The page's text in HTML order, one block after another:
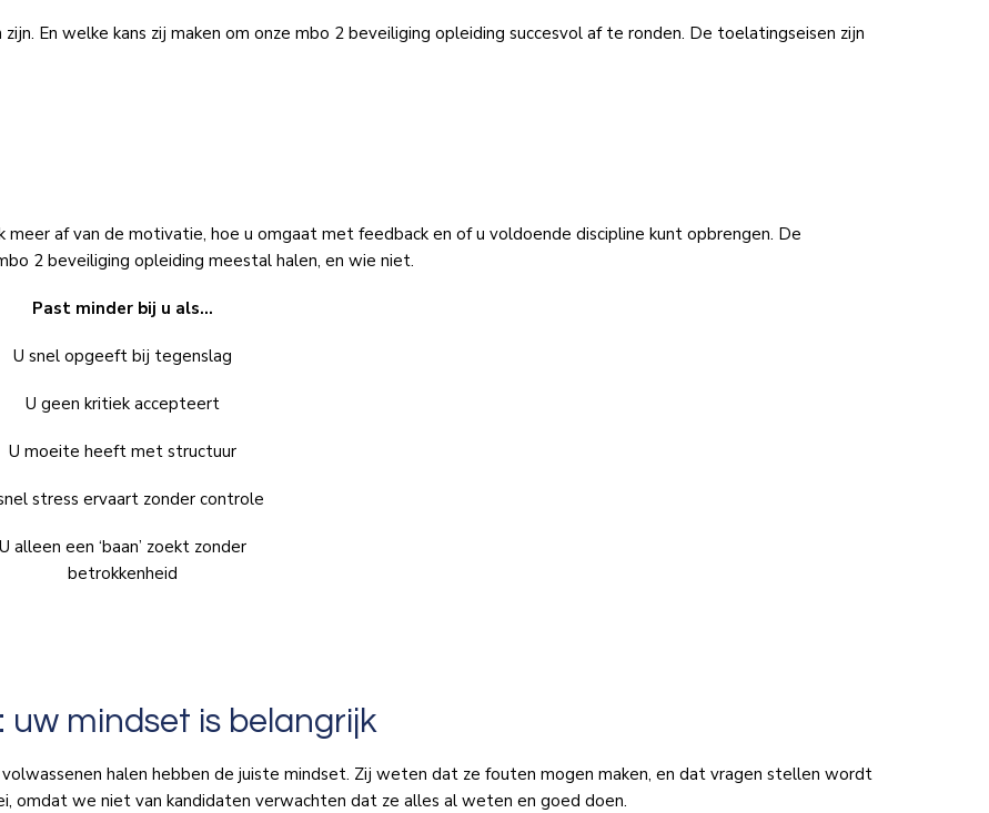
En welke kans zij maken om onze mbo 2 beveiliging opleiding succesvol af te ronden. De toelatingseisen zijn
af van de motivatie, hoe u omgaat met feedback en of u voldoende discipline kunt opbrengen. De
2 beveiliging opleiding meestal halen, en wie niet.
Past minder bij u als…
U snel opgeeft bij tegenslag
U geen kritiek accepteert
U moeite heeft met structuur
stress ervaart zonder controle
U alleen een ‘baan’ zoekt zonder
betrokkenheid
uw mindset is belangrijk
halen hebben de juiste mindset. Zij weten dat ze fouten mogen maken, en dat vragen stellen wordt
omdat we niet van kandidaten verwachten dat ze alles al weten en goed doen.